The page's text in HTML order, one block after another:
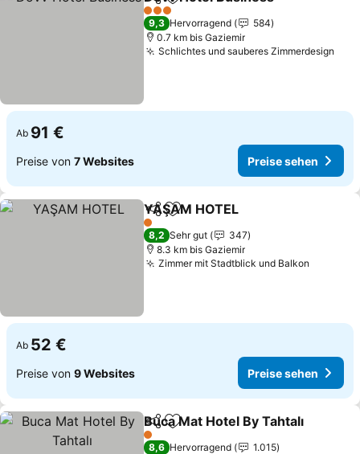
TeilenZu Favoriten hinzufügen
3 Sterne
9,3 Hervorragend
584
0.7 km bis Gaziemir
Schlichtes und sauberes Zimmerdesign
Ab 91 €
Preise von 7 Websites Preise sehen
TeilenZu Favoriten hinzufügen
YAŞAM HOTEL
1 Sterne
8,2 Sehr gut
347
8.3 km bis Gaziemir
Zimmer mit Stadtblick und Balkon
Ab 52 €
Preise von 9 Websites Preise sehen
TeilenZu Favoriten hinzufügen
Buca Mat Hotel By Tahtalı
1 Sterne
8,6 Hervorragend
1.015